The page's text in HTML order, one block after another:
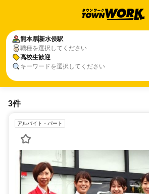
熊本県新水俣駅
職種を選択してください
高校生歓迎
キーワードを選択してください
3件
アルバイト・パート